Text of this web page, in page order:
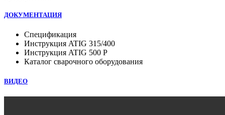
ДОКУМЕНТАЦИЯ
Спецификация
Инструкция ATIG 315/400
Инструкция ATIG 500 P
Каталог сварочного оборудования
ВИДЕО